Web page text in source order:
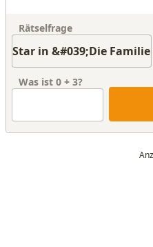
Rätselfrage
Was ist 0 + 3?